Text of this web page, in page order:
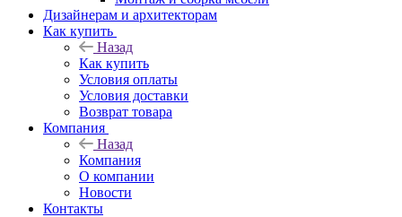
Дизайнерам и архитекторам
Как купить
Назад
Как купить
Условия оплаты
Условия доставки
Возврат товара
Компания
Назад
Компания
О компании
Новости
Контакты